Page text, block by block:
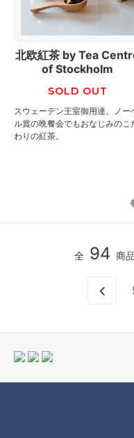
北欧紅茶 by Tea
of Stockholm
SOLD OUT
スウェーデン王室御用達。ノー
ル賞の晩餐会でもおなじみのこ
わりの紅茶。
全 94 商